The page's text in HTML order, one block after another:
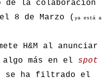
de la colaboración
8 de Marzo ( ya está a
H&M al anunciar
algo más en el spot
se ha filtrado el